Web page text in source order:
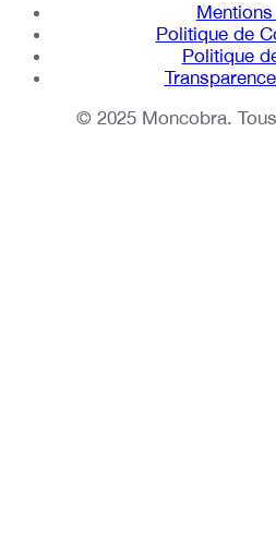
Politique de
Politique
© 2025 Moncobra.